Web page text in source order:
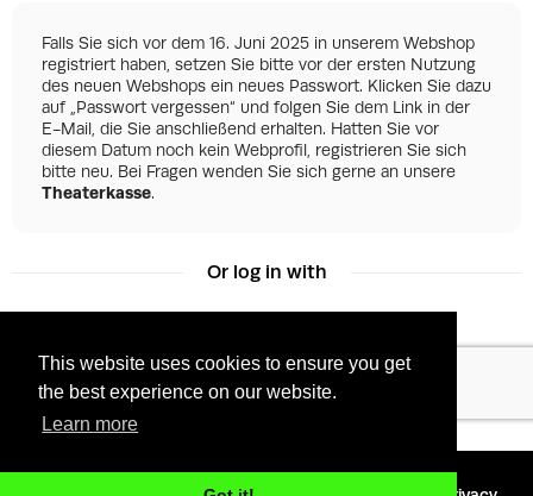
This website uses cookies to ensure you get
the best experience on our website.
Learn more
Falls Sie sich vor dem 16. Juni 2025 in unserem Webshop
registriert haben, setzen Sie bitte vor der ersten Nutzung
des neuen Webshops ein neues Passwort. Klicken Sie dazu
auf „Passwort vergessen“ und folgen Sie dem Link in der
E-Mail, die Sie anschließend erhalten. Hatten Sie vor
diesem Datum noch kein Webprofil, registrieren Sie sich
bitte neu. Bei Fragen wenden Sie sich gerne an unsere
Theaterkasse.
Or log in with
Facebook